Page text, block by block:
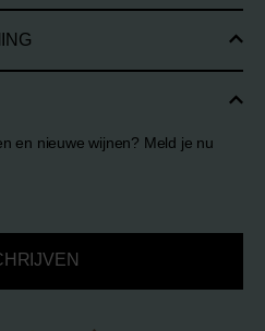
en nieuwe wijnen? Meld je nu